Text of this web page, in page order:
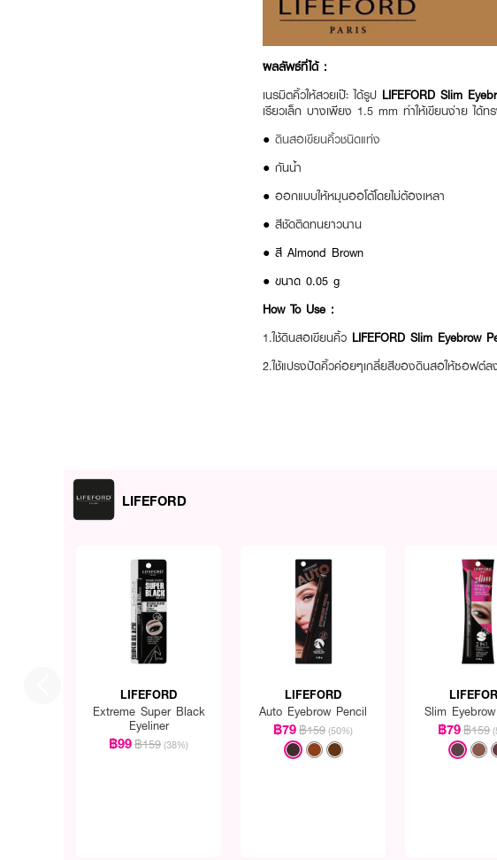
ผลลัพธ์ที่ได้ :
เนรมิตคิ้วให้สวยเป๊ะ ได้รูป LIFEFORD Slim
เรียวเล็ก บางเพียง 1.5 mm ทำให้เขียนง่าย ไ
● ดินสอเขียนคิ้วชนิดแท่ง
● กันน้ำ
● ออกแบบให้หมุนออโต้โดยไม่ต้องเหลา
● สีชัดติดทนยาวนาน
● สี Almond Brown
● ขนาด 0.05 g
How To Use :
1.ใช้ดินสอเขียนคิ้ว LIFEFORD Slim Eyebrow
2.ใช้แปรงปัดคิ้วค่อยๆเกลี่ยสีของดินสอให้ซอฟต์ลง
LIFEFORD
LIFEFORD
Extreme Super Black
Eyeliner
฿99฿159 (38%)
LIFEFORD
Auto Eyebrow Pencil
฿79฿159 (50%)
Slim
฿79฿159